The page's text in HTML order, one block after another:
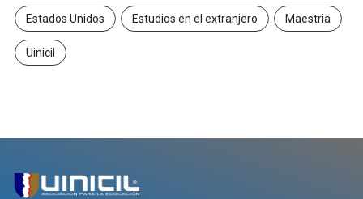
Estados Unidos Estudios en el extranjero Maestria
Uinicil